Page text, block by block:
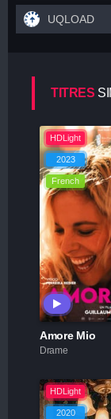
UQLOAD
TITRES
HDLight
2023
French
Amore Mio
Drame
HDLight
2020